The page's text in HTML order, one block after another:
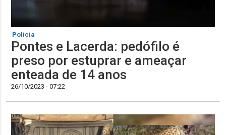
Polícia
Pontes e Lacerda: pedófilo é
preso por estuprar e ameaçar
enteada de 14 anos
26/10/2023 - 07:22